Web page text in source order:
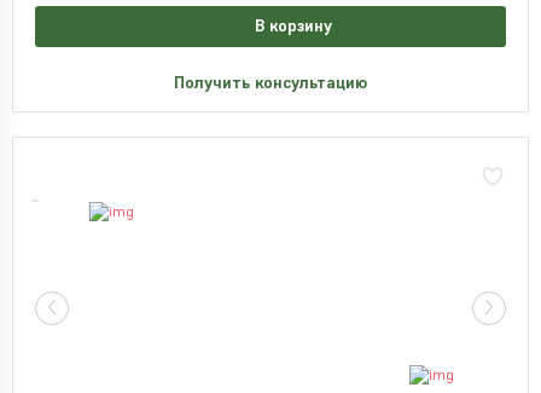
В корзину
Получить консультацию